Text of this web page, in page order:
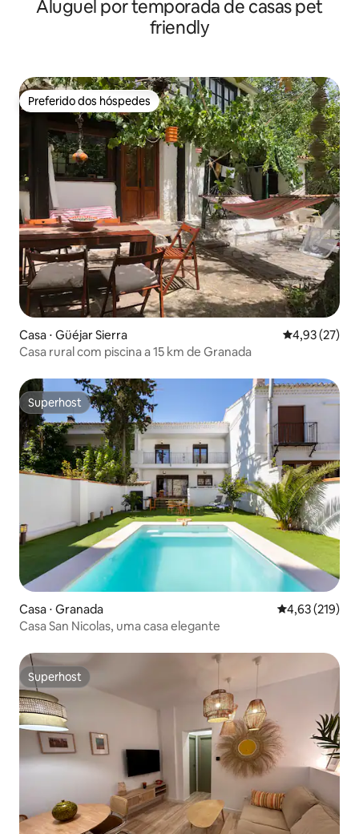
Aluguel por temporada de casas pet
friendly
Preferido dos hóspedes
Preferido dos hóspedes
Casa ⋅ Güéjar Sierra 4,93 de uma
4,93 (27)
Casa rural com piscina a 15 km de Granada
Superhost
Superhost
Casa ⋅ Granada 4,63 de uma
4,63 (219)
Casa San Nicolas, uma casa elegante
Superhost
Superhost